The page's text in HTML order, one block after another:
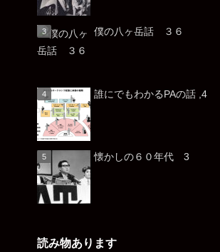
僕の八ヶ岳話 ３６
誰にでもわかるPAの話 ,4
懐かしの６０年代 3
読み物あります